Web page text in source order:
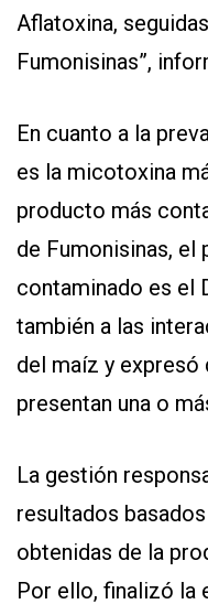
Aflatoxina,
Fumonisinas”,
En cuanto a la
es la micotoxina
producto más
de Fumonisinas, el
contaminado es el
también a las
del maíz y expresó
presentan una o
La gestión
resultados
obtenidas de la
Por ello, finalizó la